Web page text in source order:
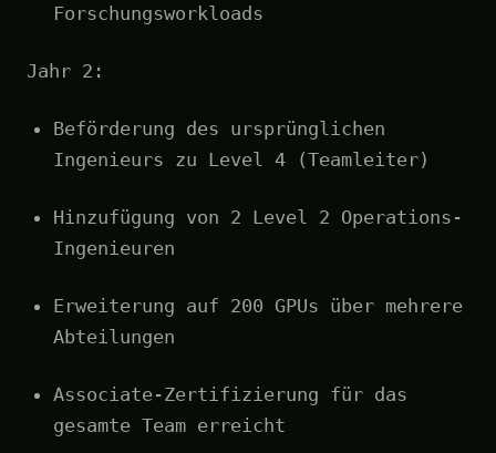
Forschungsworkloads
Jahr 2:
Beförderung des ursprünglichen
Ingenieurs zu Level 4 (Teamleiter)
Hinzufügung von 2 Level 2 Operations-
Ingenieuren
Erweiterung auf 200 GPUs über mehrere
Abteilungen
Associate-Zertifizierung für das
gesamte Team erreicht